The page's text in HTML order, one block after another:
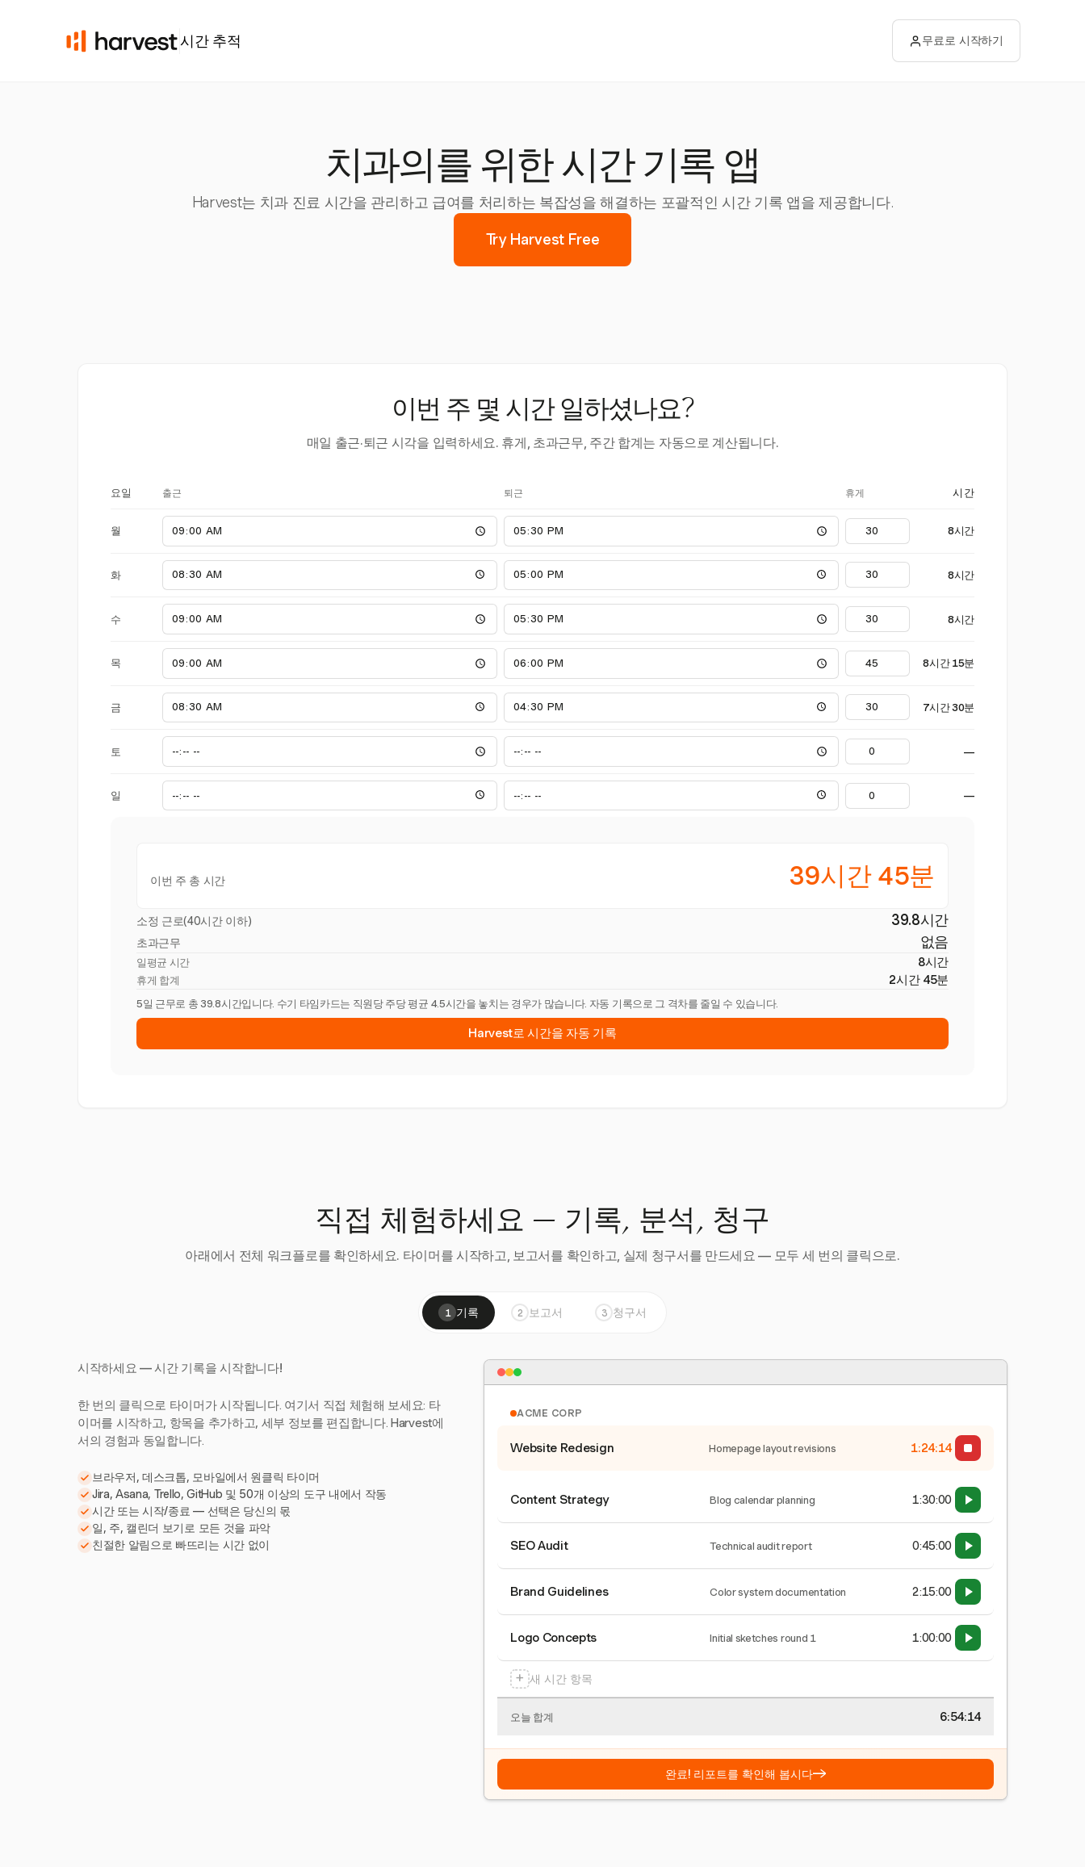
시간 추적 무료로 시작하기
치과의를 위한 시간 기록 앱
Harvest는 치과 진료 시간을 관리하고 급여를 처리하는 복잡성을 해결하는 포괄적인 시간 기록 앱을 제공합니다.
Try Harvest Free
이번 주 몇 시간 일하셨나요?
매일 출근·퇴근 시각을 입력하세요. 휴게, 초과근무, 주간 합계는 자동으로 계산됩니다.
요일 출근 퇴근 휴게 시간
월 8시간
화 8시간
수 8시간
목 8시간 15분
금 7시간 30분
토 —
일 —
이번 주 총 시간 39시간 45분
소정 근로(40시간 이하) 39.8시간
초과근무 없음
일평균 시간 8시간
휴게 합계 2시간 45분
5일 근무로 총 39.8시간입니다. 수기 타임카드는 직원당 주당 평균 4.5시간을 놓치는 경우가 많습니다. 자동 기록으로 그 격차를 줄일 수 있습니다.
Harvest로 시간을 자동 기록
직접 체험하세요 — 기록, 분석, 청구
아래에서 전체 워크플로를 확인하세요. 타이머를 시작하고, 보고서를 확인하고, 실제 청구서를 만드세요 — 모두 세 번의 클릭으로.
1 기록 2 보고서 3 청구서
시작하세요 — 시간 기록을 시작합니다!
한 번의 클릭으로 타이머가 시작됩니다. 여기서 직접 체험해 보세요: 타
이머를 시작하고, 항목을 추가하고, 세부 정보를 편집합니다. Harvest에
서의 경험과 동일합니다.
브라우저, 데스크톱, 모바일에서 원클릭 타이머
Jira, Asana, Trello, GitHub 및 50개 이상의 도구 내에서 작동
시간 또는 시작/종료 — 선택은 당신의 몫
일, 주, 캘린더 보기로 모든 것을 파악
친절한 알림으로 빠뜨리는 시간 없이
ACME CORP
Website Redesign Homepage layout revisions 1:24:15
Content Strategy Blog calendar planning 1:30:00
SEO Audit Technical audit report 0:45:00
Brand Guidelines Color system documentation 2:15:00
Logo Concepts Initial sketches round 1 1:00:00
+ 새 시간 항목
오늘 합계 6:54:15
완료! 리포트를 확인해 봅시다→